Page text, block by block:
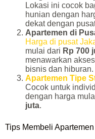
Lokasi ini cocok
hunian dengan
dekat dengan
Apartemen di
Harga di pusat
mulai dari Rp 700
menawarkan
bisnis dan hiburan.
Apartemen Tipe
Cocok untuk
dengan harga
juta.
Tips Membeli